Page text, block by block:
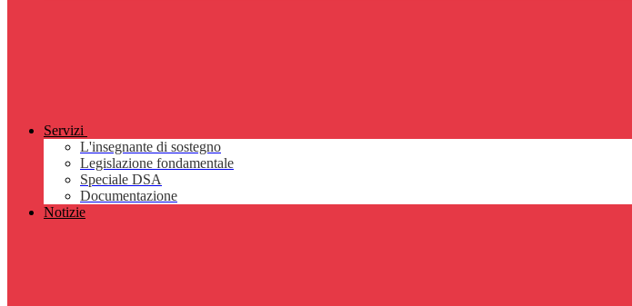
Servizi
L'insegnante di sostegno
Legislazione fondamentale
Speciale DSA
Documentazione
Notizie